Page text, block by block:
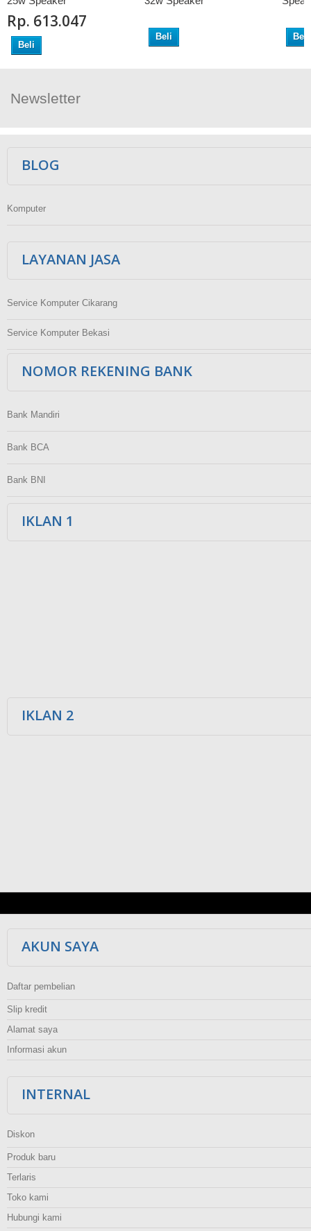
Rp‎. 613.047
Beli
Beli Beli
Newsletter
BLOG
Komputer
LAYANAN JASA
Service Komputer Cikarang
Service Komputer Bekasi
NOMOR REKENING BANK
Bank Mandiri
Bank BCA
Bank BNI
IKLAN 1
IKLAN 2
AKUN SAYA
Daftar pembelian
Slip kredit
Alamat saya
Informasi akun
INTERNAL
Diskon
Produk baru
Terlaris
Toko kami
Hubungi kami